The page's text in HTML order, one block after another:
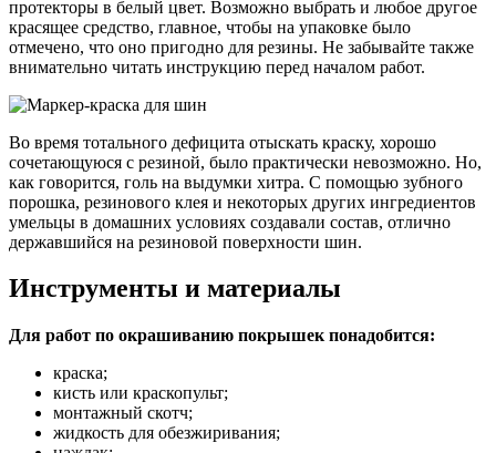
протекторы в белый цвет. Возможно выбрать и любое другое
красящее средство, главное, чтобы на упаковке было
отмечено, что оно пригодно для резины. Не забывайте также
внимательно читать инструкцию перед началом работ.
Во время тотального дефицита отыскать краску, хорошо
сочетающуюся с резиной, было практически невозможно. Но,
как говорится, голь на выдумки хитра. С помощью зубного
порошка, резинового клея и некоторых других ингредиентов
умельцы в домашних условиях создавали состав, отлично
державшийся на резиновой поверхности шин.
Инструменты и материалы
Для работ по окрашиванию покрышек понадобится:
краска;
кисть или краскопульт;
монтажный скотч;
жидкость для обезжиривания;